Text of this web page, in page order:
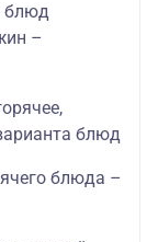
блюд
–
блюд
блюда –